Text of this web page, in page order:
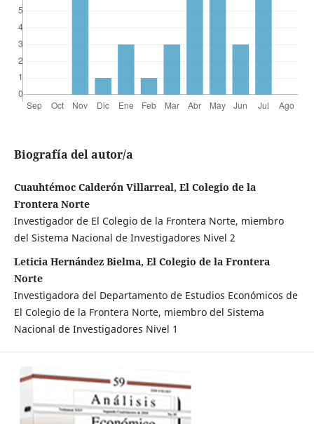
Biografía del autor/a
Cuauhtémoc Calderón Villarreal, El Colegio de la
Frontera Norte
Investigador de El Colegio de la Frontera Norte, miembro
del Sistema Nacional de Investigadores Nivel 2
Leticia Hernández Bielma, El Colegio de la Frontera
Norte
Investigadora del Departamento de Estudios Económicos de
El Colegio de la Frontera Norte, miembro del Sistema
Nacional de Investigadores Nivel 1